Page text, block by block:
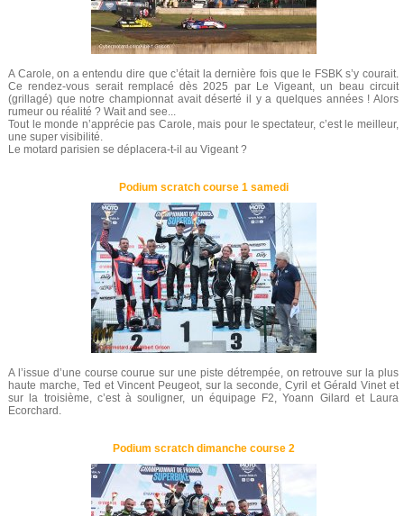
A Carole, on a entendu dire que c’était la dernière fois que le FSBK s’y courait.
Ce rendez-vous serait remplacé dès 2025 par Le Vigeant, un beau circuit
(grillagé) que notre championnat avait déserté il y a quelques années ! Alors
rumeur ou réalité ? Wait and see...
Tout le monde n’apprécie pas Carole, mais pour le spectateur, c’est le meilleur,
une super visibilité.
Le motard parisien se déplacera-t-il au Vigeant ?
Podium scratch course 1 samedi
A l’issue d’une course courue sur une piste détrempée, on retrouve sur la plus
haute marche, Ted et Vincent Peugeot, sur la seconde, Cyril et Gérald Vinet et
sur la troisième, c’est à souligner, un équipage F2, Yoann Gilard et Laura
Ecorchard.
Podium scratch dimanche course 2